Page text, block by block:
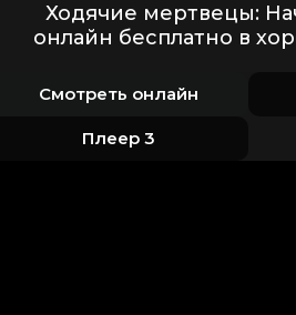
Ходячие мертвецы:
онлайн бесплатно в
Смотреть онлайн
Плеер 3